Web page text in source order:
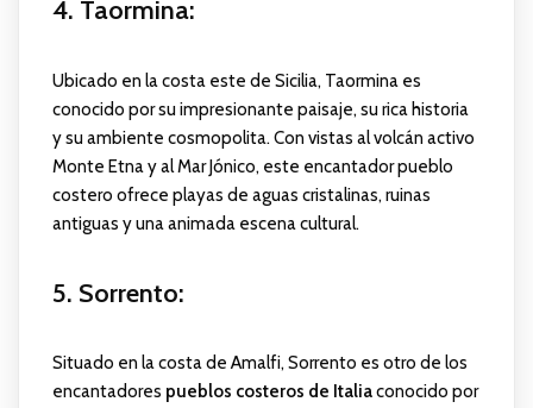
4. Taormina:
Ubicado en la costa este de Sicilia, Taormina es
conocido por su impresionante paisaje, su rica historia
y su ambiente cosmopolita. Con vistas al volcán activo
Monte Etna y al Mar Jónico, este encantador pueblo
costero ofrece playas de aguas cristalinas, ruinas
antiguas y una animada escena cultural.
5. Sorrento:
Situado en la costa de Amalfi, Sorrento es otro de los
encantadores pueblos costeros de Italiaconocido por